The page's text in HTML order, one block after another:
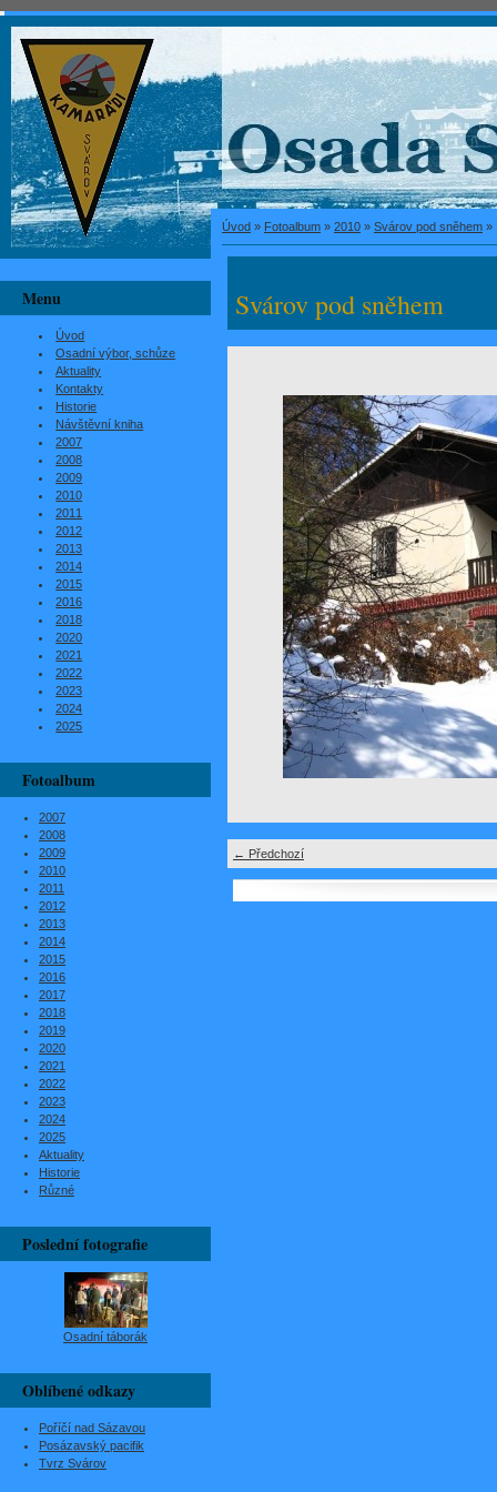
Úvod » Fotoalbum » 2010 » Svárov pod sněhem »
Svárov pod sněhem
← Předchozí
Menu
Úvod
Osadní výbor, schůze
Aktuality
Kontakty
Historie
Návštěvní kniha
2007
2008
2009
2010
2011
2012
2013
2014
2015
2016
2018
2020
2021
2022
2023
2024
2025
Fotoalbum
2007
2008
2009
2010
2011
2012
2013
2014
2015
2016
2017
2018
2019
2020
2021
2022
2023
2024
2025
Aktuality
Historie
Různé
Poslední fotografie
Osadní táborák
Oblíbené odkazy
Poříčí nad Sázavou
Posázavský pacifik
Tvrz Svárov